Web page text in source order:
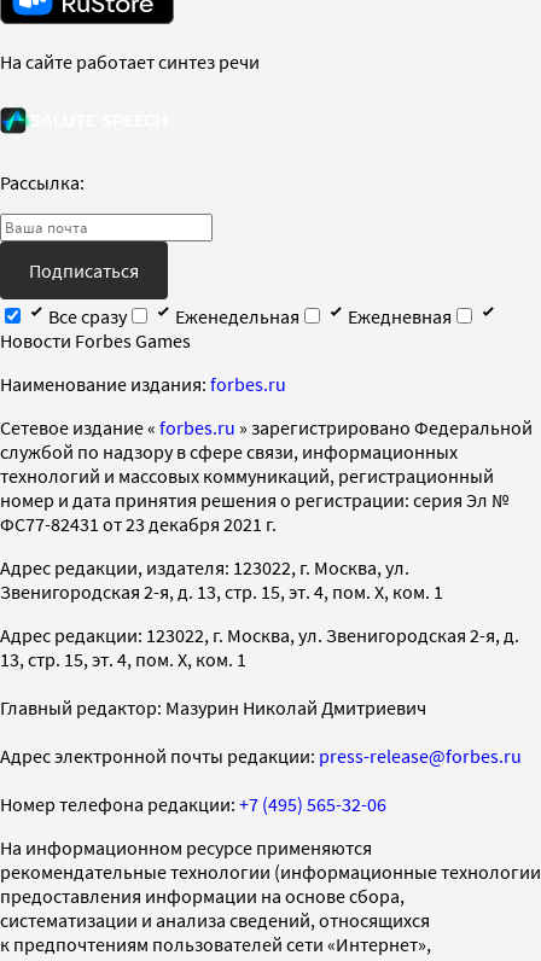
На сайте работает синтез речи
Рассылка:
Подписаться
Все сразу
Еженедельная
Ежедневная
Новости Forbes Games
Наименование издания: forbes.ru
Cетевое издание « forbes.ru » зарегистрировано Федеральной
службой по надзору в сфере связи, информационных
технологий и массовых коммуникаций, регистрационный
номер и дата принятия решения о регистрации: серия Эл №
ФС77-82431 от 23 декабря 2021 г.
Адрес редакции, издателя: 123022, г. Москва, ул.
Звенигородская 2-я, д. 13, стр. 15, эт. 4, пом. X, ком. 1
Адрес редакции: 123022, г. Москва, ул. Звенигородская 2-я, д.
13, стр. 15, эт. 4, пом. X, ком. 1
Главный редактор: Мазурин Николай Дмитриевич
Адрес электронной почты редакции: press-release@forbes.ru
Номер телефона редакции: +7 (495) 565-32-06
На информационном ресурсе применяются
рекомендательные технологии (информационные технологии
предоставления информации на основе сбора,
систематизации и анализа сведений, относящихся
к предпочтениям пользователей сети «Интернет»,